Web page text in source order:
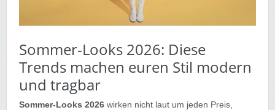
Sommer-Looks 2026: Diese
Trends machen euren Stil modern
und tragbar
Sommer-Looks 2026 wirken nicht laut um jeden Preis,